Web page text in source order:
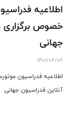
اطلاعيه
خصوص برگزاری
جهانی
1401/02/06
اطلاعيه فدراسيون
آنلاین فدراسیون جهانی